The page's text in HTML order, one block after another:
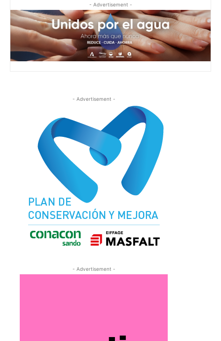
- Advertisement -
- Advertisement -
- Advertisement -